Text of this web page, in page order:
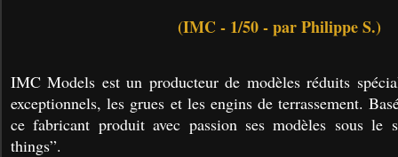
(IMC - 1/50 - par Philippe S.)
IMC Models est un producteur de modèles réduits
exceptionnels, les grues et les engins de terrassement.
ce fabricant produit avec passion ses modèles sous le
things”.